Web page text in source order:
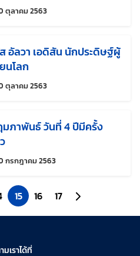
ตุลาคม 2563แก้ไขล่าสุดเมื่อ:
อัลวา เอดิสัน นักประดิษฐ์ผู้
นโลก
ตุลาคม 2563แก้ไขล่าสุดเมื่อ:
มภาพันธ์ วันที่ 4 ปีมีครั้ง
กรกฎาคม 2563แก้ไขล่าสุดเมื่อ:
น้า15 16 17 ไปยังหน้าถัดไป
เราได้ที่